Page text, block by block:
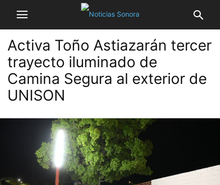
Activa Toño Astiazarán tercer
trayecto iluminado de
Camina Segura al exterior de
UNISON